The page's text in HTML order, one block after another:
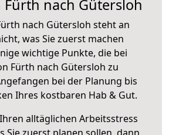
Fürth nach Gütersloh
nach Gütersloh steht an
was Sie zuerst machen
wichtige Punkte, die bei
Fürth nach Gütersloh zu
bei der Planung bis
Ihres kostbaren Hab & Gut.
alltäglichen Arbeitsstress